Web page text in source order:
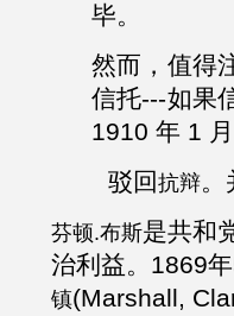
毕。
然而，值得
信托---如果
1910 年 1 月
驳回 抗辩。
芬顿.布斯是共和
治利益。1869
镇(Marshall,